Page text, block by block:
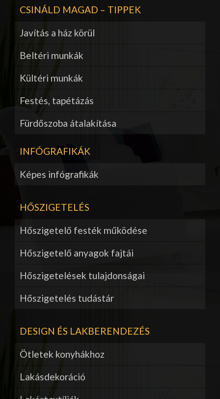
CSINÁLD MAGAD – TIPPEK
Javítás a ház körül
Beltéri munkák
Kültéri munkák
Festés, tapétázás
Fürdőszoba átalakítása
INFÓGRAFIKÁK
Képes infógrafikák
HŐSZIGETELÉS
Hőszigetelő festék működése
Hőszigetelő anyagok fajtái
Hőszigetelések tulajdonságai
Hőszigetelés tudástár
DESIGN ÉS LAKBERENDEZÉS
Ötletek konyhákhoz
Lakásdekoráció